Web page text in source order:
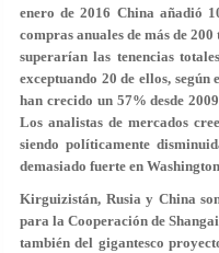
enero de 2016 China añadió
compras anuales de más de
superarían las tenencias
exceptuando 20 de ellos,
han crecido un 57% desde
Los analistas de mercados
siendo políticamente
demasiado fuerte en
Kirguizistán, Rusia y China
para la Cooperación de
también del gigantesco